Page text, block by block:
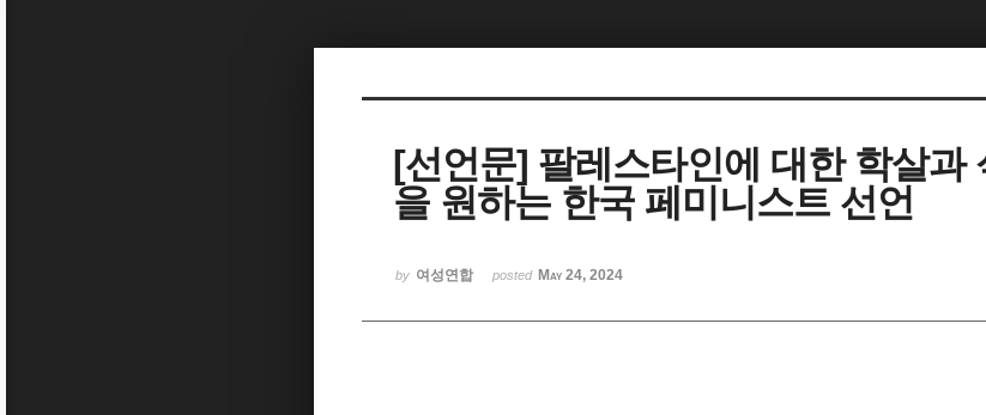
[선언문] 팔레스타인에 대한 학살과
을 원하는 한국 페미니스트 선언
by 여성연합 posted May 24, 2024
Sketchbook5, 스케치북5
Sketchbook5, 스케치북5